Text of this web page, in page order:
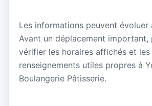
Les informations peuvent évoluer
Avant un déplacement important,
vérifier les horaires affichés et les
renseignements utiles propres à
Boulangerie Pâtisserie.